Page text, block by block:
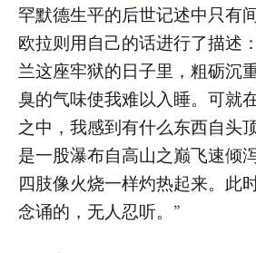
罕默德生平的后世记述中只有
欧拉则用自己的话进行了描述
兰这座牢狱的日子里，粗砺沉
臭的气味使我难以入睡。可就
之中，我感到有什么东西自头
是一股瀑布自高山之巅飞速倾
四肢像火烧一样灼热起来。此
念诵的，无人忍听。”